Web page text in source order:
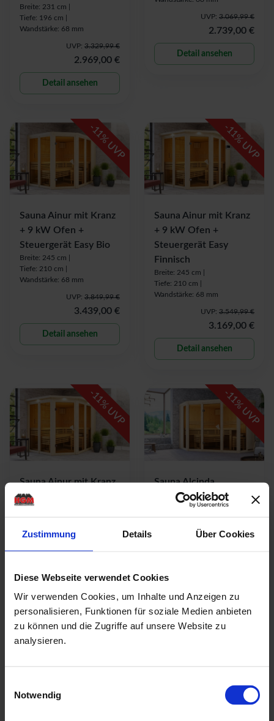
Zustimmung Details Über Cookies
Diese Webseite verwendet Cookies
Wir verwenden Cookies, um Inhalte und Anzeigen zu
personalisieren, Funktionen für soziale Medien anbieten
zu können und die Zugriffe auf unsere Website zu
analysieren.
Notwendig
Breite: 231 cm |
Tiefe: 196 cm |
Wandstärke: 68 mm
UVP: 3.329,99 €
2.969,00 €
Detail ansehen
UVP: 3.069,99 €
2.739,00 €
Detail ansehen
-
11
% UVP
Sauna Ainur mit Kranz
+ 9 kW Ofen +
Steuergerät Easy Bio
Breite: 245 cm |
Tiefe: 210 cm |
Wandstärke: 68 mm
UVP: 3.849,99 €
3.439,00 €
Detail ansehen
-
11
% UVP
Sauna Ainur mit Kranz
+ 9 kW Ofen +
Steuergerät Easy
Finnisch
Breite: 245 cm |
Tiefe: 210 cm |
Wandstärke: 68 mm
UVP: 3.549,99 €
3.169,00 €
Detail ansehen
-
11
% UVP
Sauna Ainur mit Kranz
+ 9 kW Ofen +
Tiefe: 210 cm |
3.039,00 €
Detail ansehen
-
11
% UVP
Sauna Alcinda
Breite: 231 cm |
Tiefe: 231 cm |
UVP: 3.099,99 €